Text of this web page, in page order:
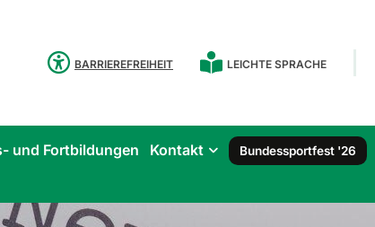
BARRIEREFREIHEIT LEICHTE SPRACHE
und Fortbildungen Kontakt Bundessportfest '26